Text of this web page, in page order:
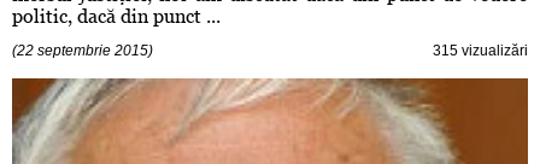
politic, dacă din punct ...
(22 septembrie 2015) 315 vizualizări